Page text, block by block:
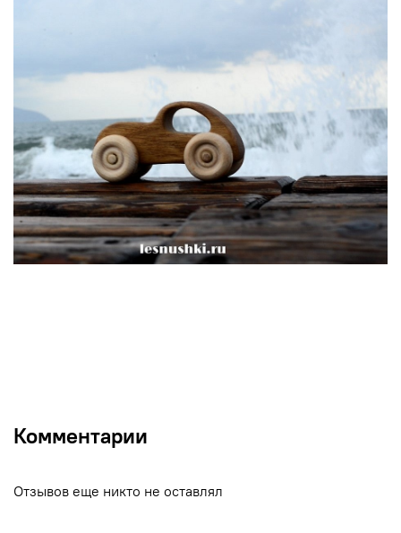
Комментарии
Отзывов еще никто не оставлял